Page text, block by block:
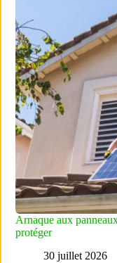
Arnaque aux
protéger
30 juillet 2026